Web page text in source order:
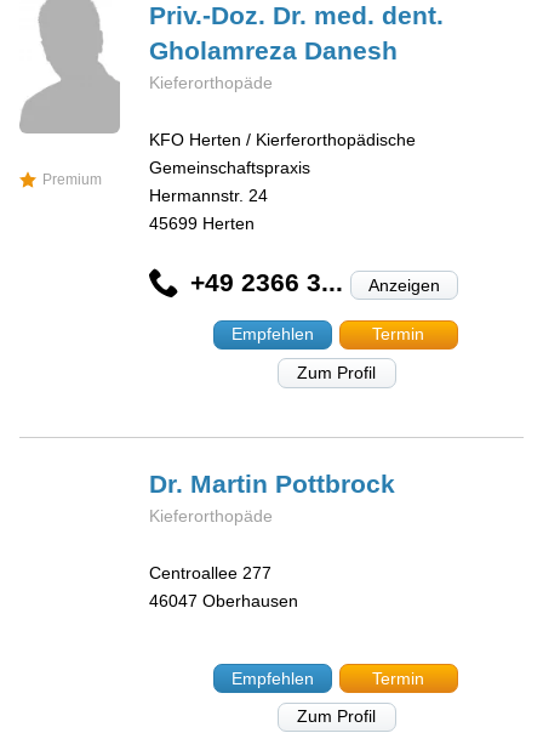
Premium
Priv.-Doz. Dr. med. dent.
Gholamreza Danesh
Kieferorthopäde
KFO Herten / Kierferorthopädische
Gemeinschaftspraxis
Hermannstr. 24
45699 Herten
+49 2366 3... Anzeigen
Empfehlen
Termin
Zum Profil
Dr. Martin Pottbrock
Kieferorthopäde
Centroallee 277
46047 Oberhausen
Empfehlen
Termin
Zum Profil